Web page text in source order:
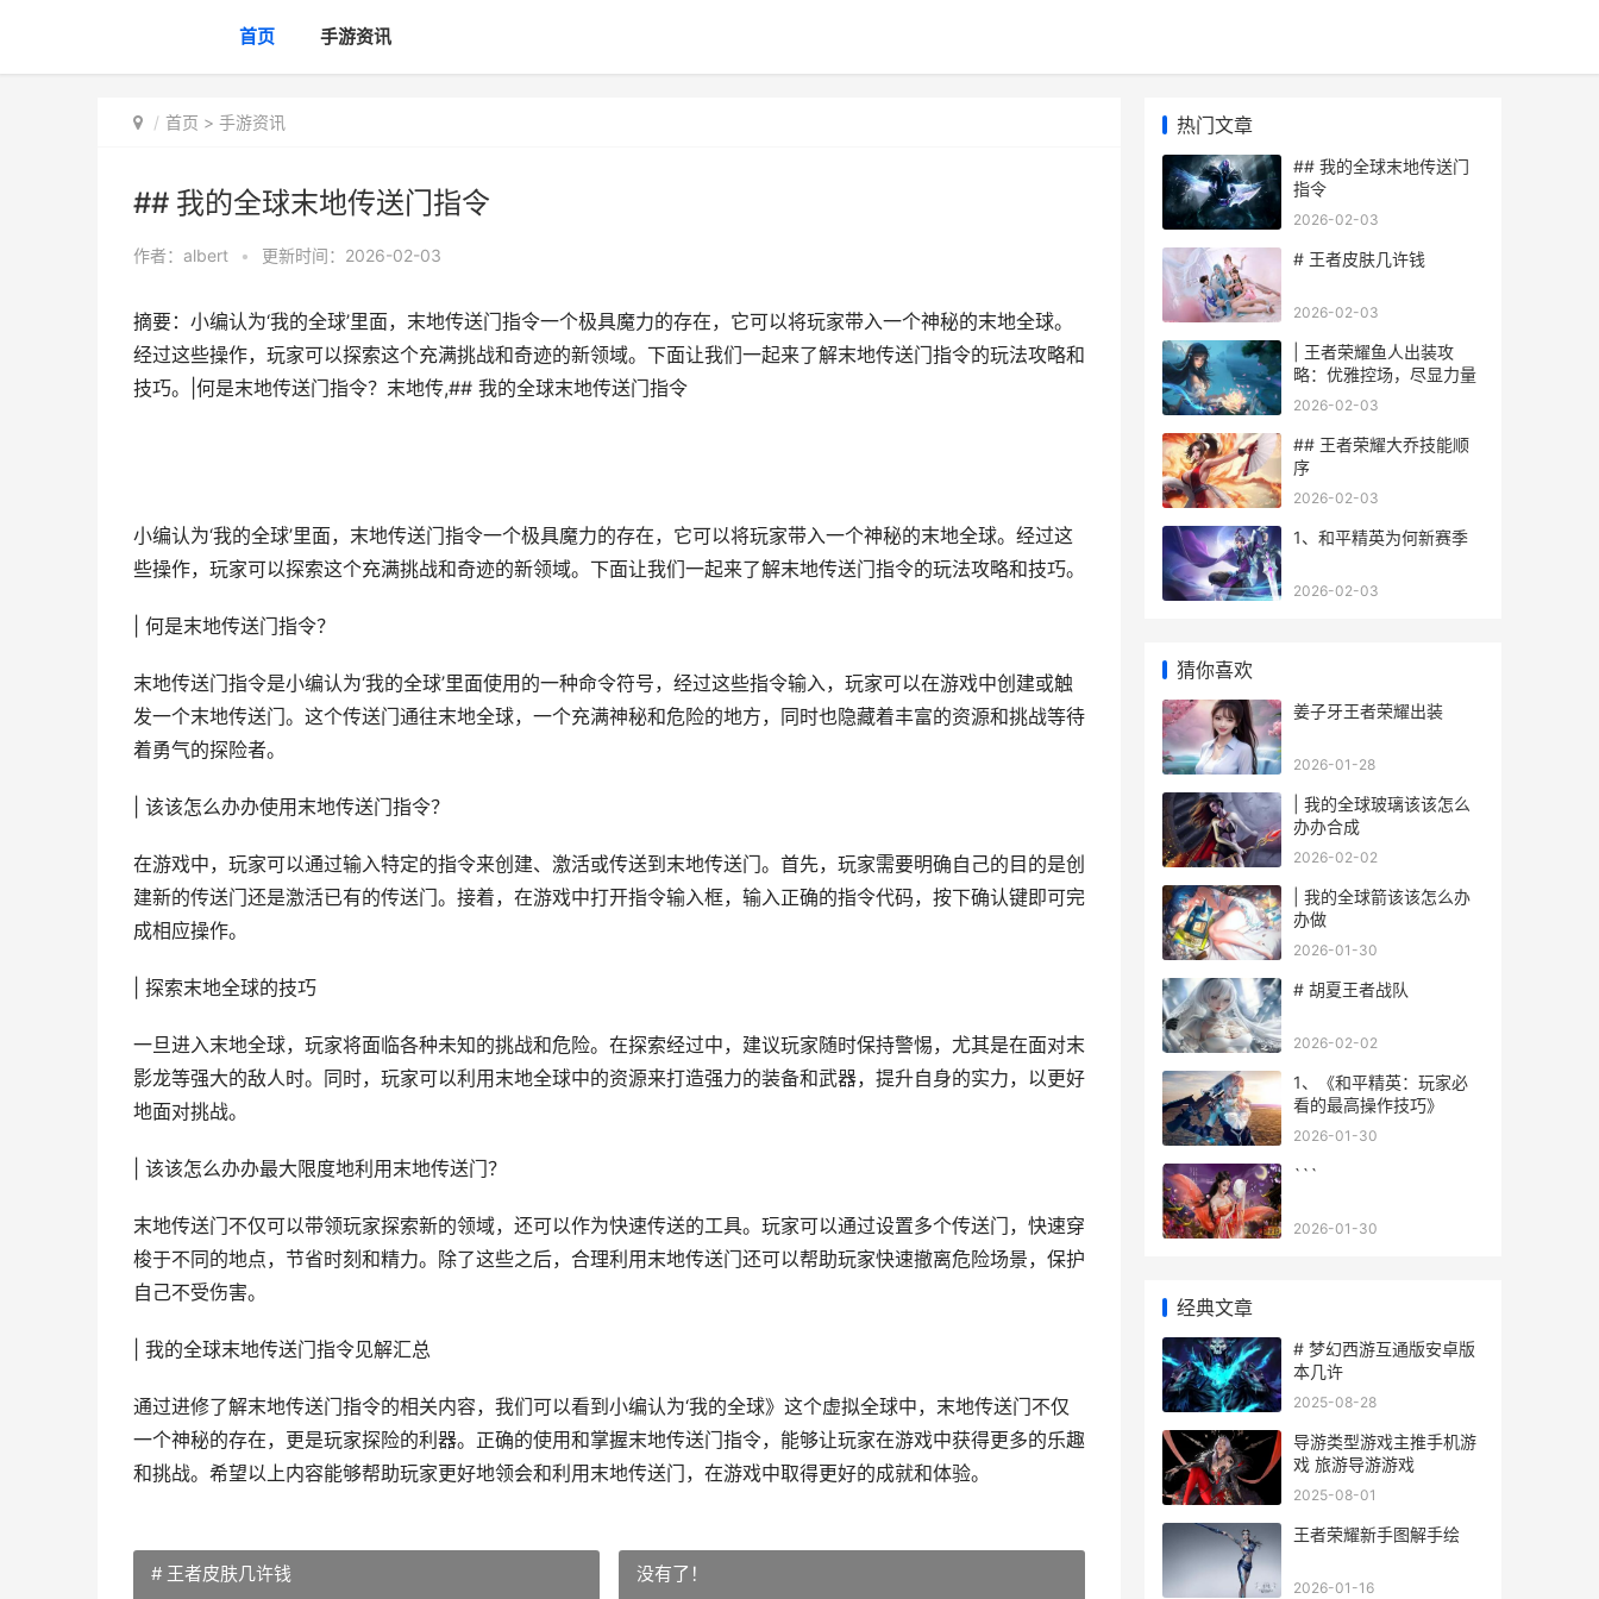
首页 手游资讯
首页 > 手游资讯
## 我的全球末地传送门指令
作者： albert • 更新时间：2026-02-03
摘要：小编认为‘我的全球’里面，末地传送门指令一个极具魔力的存在，它可以将玩家带入一个神秘的末地全球。
经过这些操作，玩家可以探索这个充满挑战和奇迹的新领域。下面让我们一起来了解末地传送门指令的玩法攻略和
技巧。|何是末地传送门指令？末地传,## 我的全球末地传送门指令
小编认为‘我的全球’里面，末地传送门指令一个极具魔力的存在，它可以将玩家带入一个神秘的末地全球。经过这
些操作，玩家可以探索这个充满挑战和奇迹的新领域。下面让我们一起来了解末地传送门指令的玩法攻略和技巧。
| 何是末地传送门指令？
末地传送门指令是小编认为‘我的全球’里面使用的一种命令符号，经过这些指令输入，玩家可以在游戏中创建或触
发一个末地传送门。这个传送门通往末地全球，一个充满神秘和危险的地方，同时也隐藏着丰富的资源和挑战等待
着勇气的探险者。
| 该该怎么办办使用末地传送门指令？
在游戏中，玩家可以通过输入特定的指令来创建、激活或传送到末地传送门。首先，玩家需要明确自己的目的是创
建新的传送门还是激活已有的传送门。接着，在游戏中打开指令输入框，输入正确的指令代码，按下确认键即可完
成相应操作。
| 探索末地全球的技巧
一旦进入末地全球，玩家将面临各种未知的挑战和危险。在探索经过中，建议玩家随时保持警惕，尤其是在面对末
影龙等强大的敌人时。同时，玩家可以利用末地全球中的资源来打造强力的装备和武器，提升自身的实力，以更好
地面对挑战。
| 该该怎么办办最大限度地利用末地传送门？
末地传送门不仅可以带领玩家探索新的领域，还可以作为快速传送的工具。玩家可以通过设置多个传送门，快速穿
梭于不同的地点，节省时刻和精力。除了这些之后，合理利用末地传送门还可以帮助玩家快速撤离危险场景，保护
自己不受伤害。
| 我的全球末地传送门指令见解汇总
通过进修了解末地传送门指令的相关内容，我们可以看到小编认为‘我的全球》这个虚拟全球中，末地传送门不仅
一个神秘的存在，更是玩家探险的利器。正确的使用和掌握末地传送门指令，能够让玩家在游戏中获得更多的乐趣
和挑战。希望以上内容能够帮助玩家更好地领会和利用末地传送门，在游戏中取得更好的成就和体验。
# 王者皮肤几许钱 没有了！
热门文章
## 我的全球末地传送门
指令
2026-02-03
# 王者皮肤几许钱
2026-02-03
| 王者荣耀鱼人出装攻
略：优雅控场，尽显力量
2026-02-03
## 王者荣耀大乔技能顺
序
2026-02-03
1、和平精英为何新赛季
2026-02-03
猜你喜欢
姜子牙王者荣耀出装
2026-01-28
| 我的全球玻璃该该怎么
办办合成
2026-02-02
| 我的全球箭该该怎么办
办做
2026-01-30
# 胡夏王者战队
2026-02-02
1、《和平精英：玩家必
看的最高操作技巧》
2026-01-30
```
2026-01-30
经典文章
# 梦幻西游互通版安卓版
本几许
2025-08-28
导游类型游戏主推手机游
戏 旅游导游游戏
2025-08-01
王者荣耀新手图解手绘
2026-01-16